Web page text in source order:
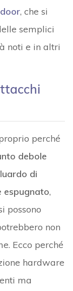
, che si
semplici
noti e in altri
perché
debole
di
espugnato,
possono
non
Ecco perché
hardware
ma